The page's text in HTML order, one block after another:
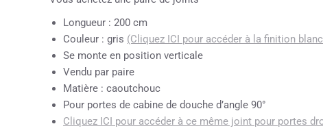
Longueur : 200 cm
Couleur : gris (Cliquez ICI pour accéder à la finition
Se monte en position verticale
Vendu par paire
Matière : caoutchouc
Pour portes de cabine de douche d’angle 90°
Cliquez ICI pour accéder à ce même joint pour portes